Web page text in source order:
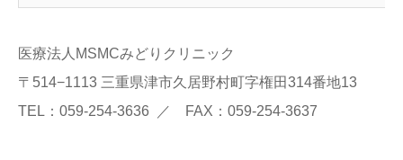
医療法人MSMCみどりクリニック
〒514−1113 三重県津市久居野村町字権田314番地13
TEL：059-254-3636 ／ FAX：059-254-3637